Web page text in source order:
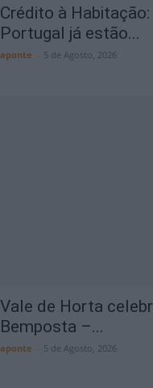
Crédito à
Portugal já estão...
aponte 5 de Agosto, 2026
Vale de Horta
Bemposta –...
aponte 5 de Agosto, 2026